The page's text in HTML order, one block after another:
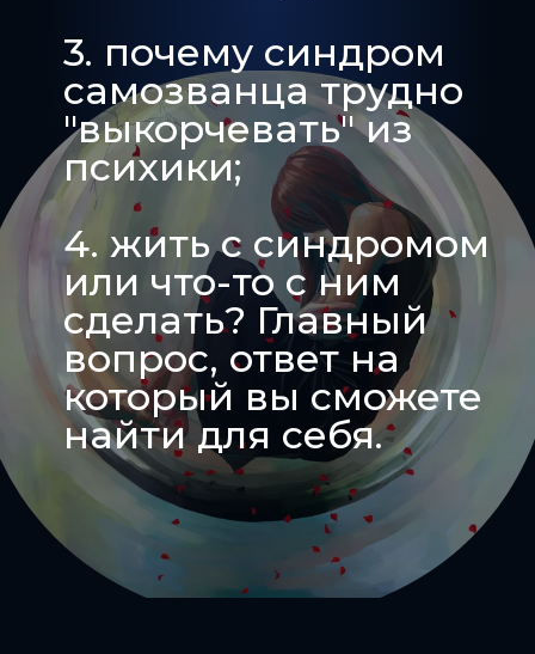
3. почему синдром
самозванца трудно
"выкорчевать" из
психики;
4. жить с синдромом
или что-то с ним
сделать? Главный
вопрос, ответ на
который вы сможете
найти для себя.